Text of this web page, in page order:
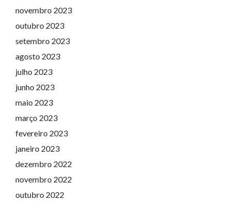
novembro 2023
outubro 2023
setembro 2023
agosto 2023
julho 2023
junho 2023
maio 2023
março 2023
fevereiro 2023
janeiro 2023
dezembro 2022
novembro 2022
outubro 2022